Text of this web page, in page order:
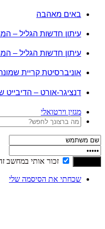
באים מאהבה
עיתון חדשות הגליל –
עיתון חדשות הגליל –
אוניברסיטת קריית
דנציגר-אורט – הדיבייט
מגזין וירטואלי
זכור אותי במחשב
שכחתי את הסיסמה שלי